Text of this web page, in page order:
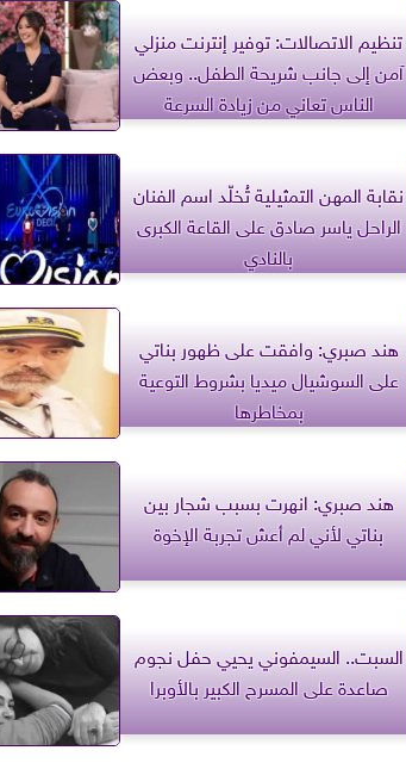
تنظيم الاتصالات: توفير إنترنت منزلي
آمن إلى جانب شريحة الطفل.. وبعض
الناس تعاني من زيادة السرعة
نقابة المهن التمثيلية تُخلّد اسم الفنان
الراحل ياسر صادق على القاعة الكبرى
بالنادي
هند صبري: وافقت على ظهور بناتي
على السوشيال ميديا بشروط التوعية
بمخاطرها
هند صبري: انهرت بسبب شجار بين
بناتي لأني لم أعش تجربة الإخوة
السبت.. السيمفوني يحيي حفل نجوم
صاعدة على المسرح الكبير بالأوبرا